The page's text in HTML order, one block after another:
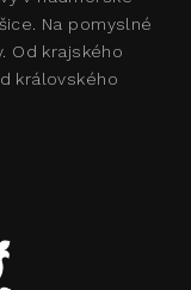
Na pomyslné
Od krajského
královského